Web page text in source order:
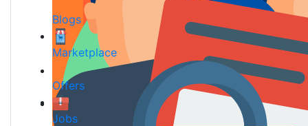
Blogs
Marketplace
Offers
Jobs